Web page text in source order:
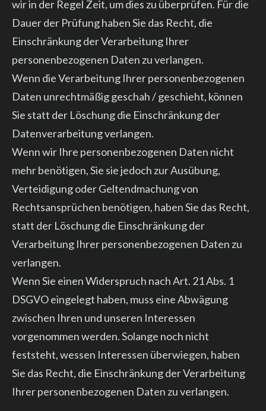
wir in der Regel Zeit, um dies zu überprüfen. Für die
Dauer der Prüfung haben Sie das Recht, die
Einschränkung der Verarbeitung Ihrer
personenbezogenen Daten zu verlangen.
Wenn die Verarbeitung Ihrer personenbezogenen
Daten unrechtmäßig geschah / geschieht, können
Sie statt der Löschung die Einschränkung der
Datenverarbeitung verlangen.
Wenn wir Ihre personenbezogenen Daten nicht
mehr benötigen, Sie sie jedoch zur Ausübung,
Verteidigung oder Geltendmachung von
Rechtsansprüchen benötigen, haben Sie das Recht,
statt der Löschung die Einschränkung der
Verarbeitung Ihrer personenbezogenen Daten zu
verlangen.
Wenn Sie einen Widerspruch nach Art. 21 Abs. 1
DSGVO eingelegt haben, muss eine Abwägung
zwischen Ihren und unseren Interessen
vorgenommen werden. Solange noch nicht
feststeht, wessen Interessen überwiegen, haben
Sie das Recht, die Einschränkung der Verarbeitung
Ihrer personenbezogenen Daten zu verlangen.